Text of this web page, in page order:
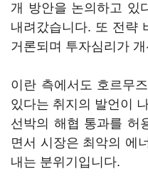
개 방안을 논의하고 있
내려갔습니다. 또 전략
거론되며 투자심리가
이란 측에서도 호르무
있다는 취지의 발언이
선박의 해협 통과를 허
면서 시장은 최악의 에
내는 분위기입니다.